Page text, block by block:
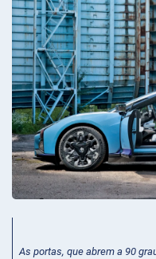
As portas, que abrem a 90